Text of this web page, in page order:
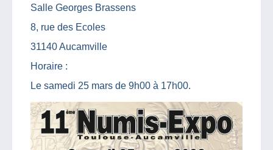
Salle Georges Brassens
8, rue des Ecoles
31140 Aucamville
Horaire :
Le samedi 25 mars de 9h00 à 17h00.